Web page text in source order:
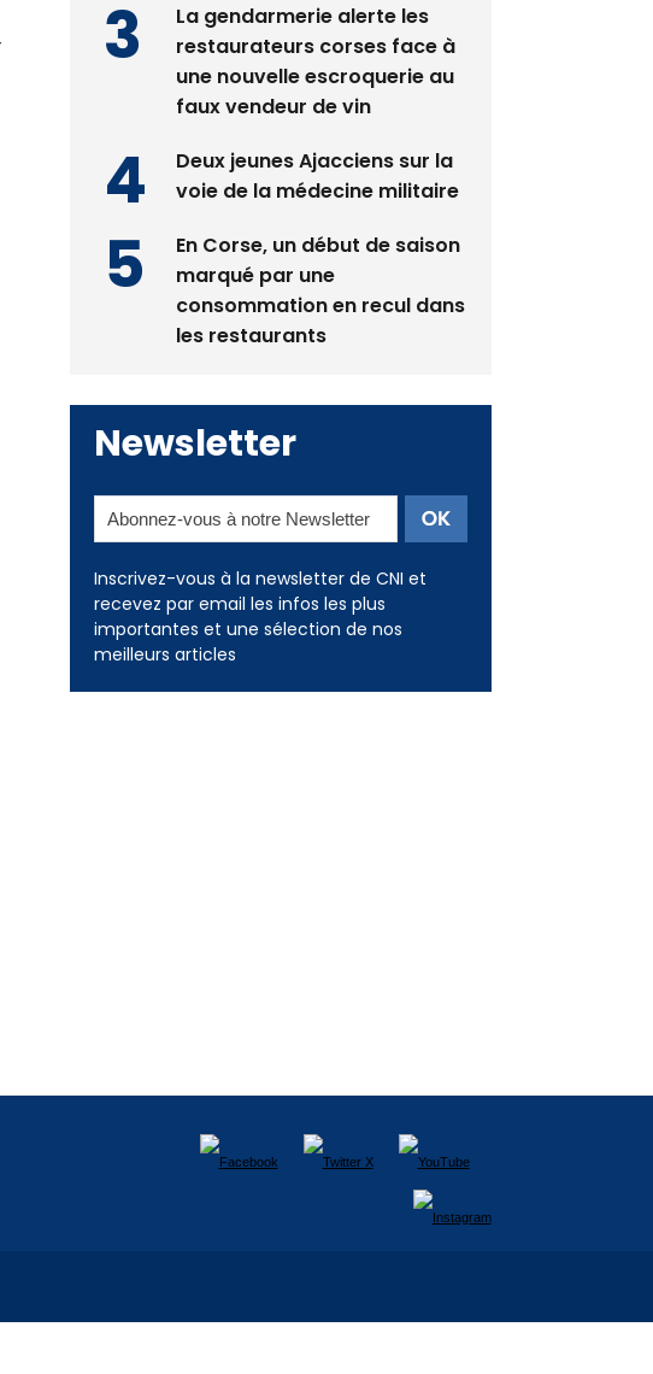
La gendarmerie alerte les
restaurateurs corses face à
une nouvelle escroquerie au
faux vendeur de vin
Deux jeunes Ajacciens sur la
voie de la médecine militaire
En Corse, un début de saison
marqué par une
consommation en recul dans
les restaurants
Newsletter
Inscrivez-vous à la newsletter de CNI et
recevez par email les infos les plus
importantes et une sélection de nos
meilleurs articles